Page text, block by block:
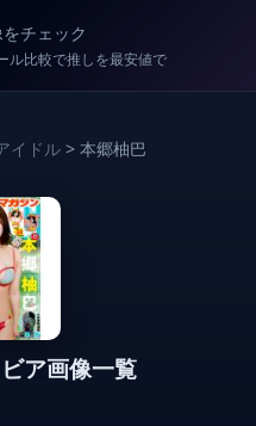
チェック
ル比較で推しを最安値で
イドル > 本郷柚巴
ア画像一覧